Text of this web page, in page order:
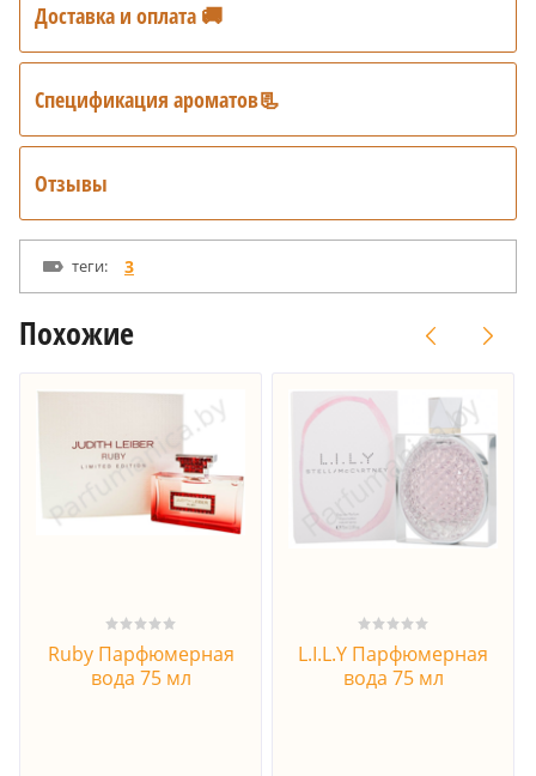
Доставка и оплата 🚚
Спецификация ароматов📃
Отзывы
теги: 3
Похожие
Ruby Парфюмерная
вода 75 мл
L.I.L.Y Парфюмерная
вода 75 мл